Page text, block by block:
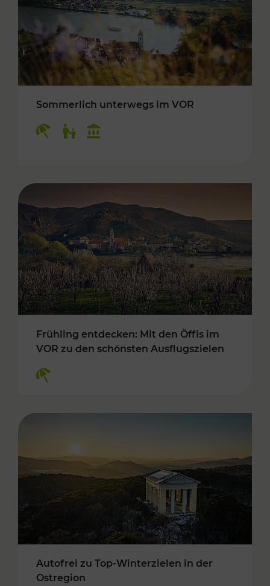
Sommerlich unterwegs im VOR
Frühling entdecken: Mit den Öffis im
VOR zu den schönsten Ausflugszielen
Autofrei zu Top-Winterzielen in der
Ostregion